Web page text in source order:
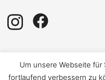
Impressum|Datenschutz
Um unsere Webseite
fortlaufend verbessern zu